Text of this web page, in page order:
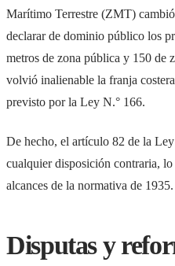
Marítimo Terrestre (ZMT)
declarar de dominio público los
metros de zona pública y 150 de
volvió inalienable la franja
previsto por la Ley N.° 166.
De hecho, el artículo 82 de la
cualquier disposición contraria,
alcances de la normativa de 1935.
Disputas y